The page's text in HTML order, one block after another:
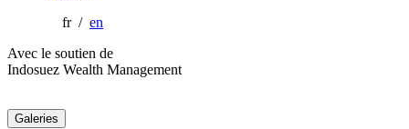
fr / en
Avec le soutien de
Indosuez Wealth Management
Galeries